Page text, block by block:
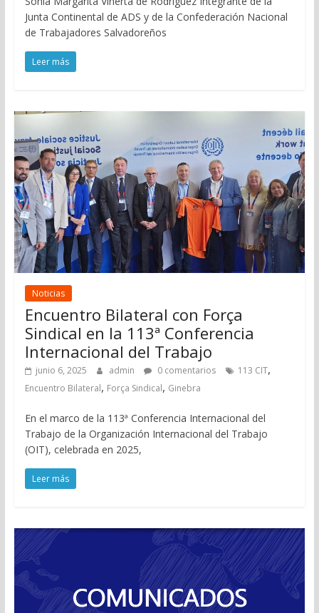
Junta Continental de ADS y de la Confederación Nacional
de Trabajadores Salvadoreños
Leer más
Noticias
Encuentro Bilateral con Força
Sindical en la 113ª Conferencia
Internacional del Trabajo
junio 6, 2025 admin 0 comentarios 113 CIT,
Encuentro Bilateral, Força Sindical, Ginebra
En el marco de la 113ª Conferencia Internacional del
Trabajo de la Organización Internacional del Trabajo
(OIT), celebrada en 2025,
Leer más